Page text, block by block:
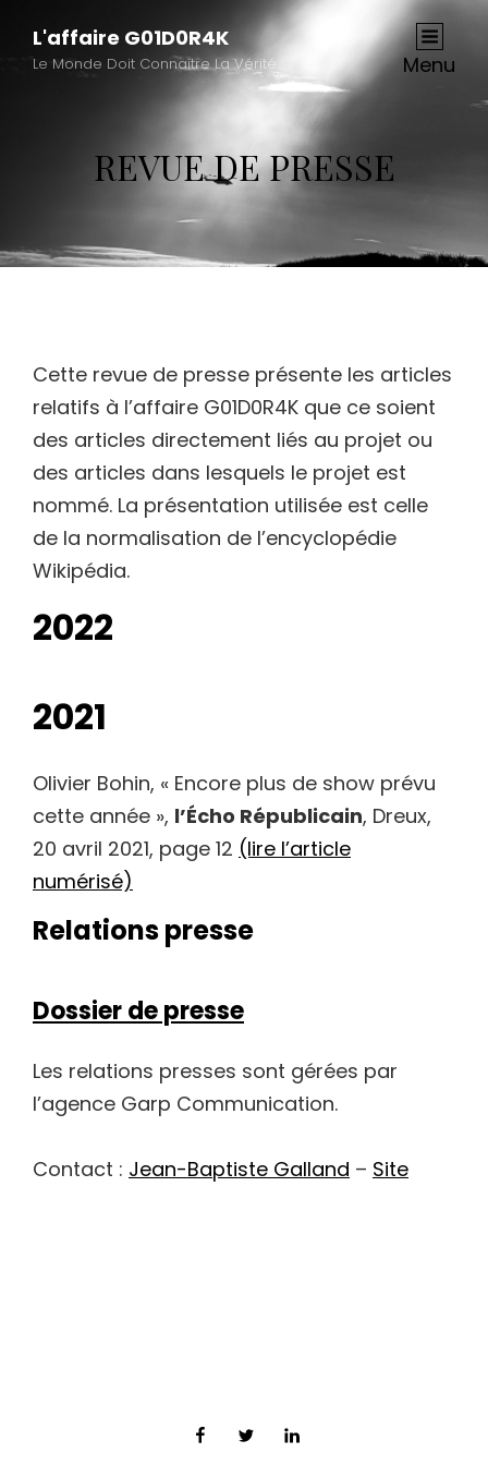
L'affaire G01D0R4K
Le Monde Doit Connaître La Vérité… Menu
REVUE DE PRESSE
Cette revue de presse présente les articles
relatifs à l’affaire G01D0R4K que ce soient
des articles directement liés au projet ou
des articles dans lesquels le projet est
nommé. La présentation utilisée est celle
de la normalisation de l’encyclopédie
Wikipédia.
2022
2021
Olivier Bohin, « Encore plus de show prévu
cette année », l’Écho Républicain, Dreux,
20 avril 2021, page 12 (lire l’article
numérisé)
Relations presse
Dossier de presse
Les relations presses sont gérées par
l’agence Garp Communication.
Contact : Jean-Baptiste Galland – Site
FacebookTwitterLinkedIn